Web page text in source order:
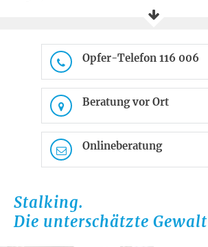
Opfer-Telefon 116 006
Beratung vor Ort
Onlineberatung
Stalking.
Die unterschätzte Gewalt